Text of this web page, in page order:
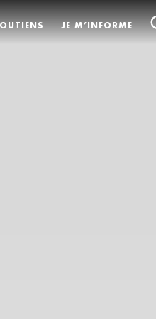
JE M’INFORME